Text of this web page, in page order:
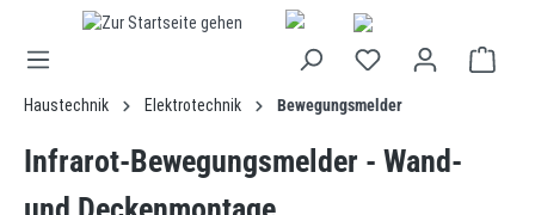
springen
Haustechnik Elektrotechnik Bewegungsmelder
Infrarot-Bewegungsmelder - Wand-